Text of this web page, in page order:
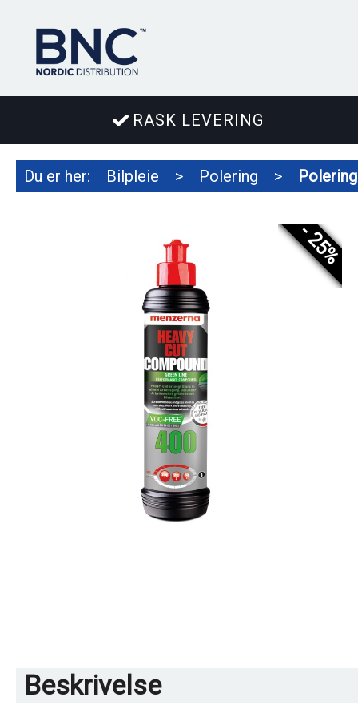
RASK LEVERING
Du er her: Bilpleie > Polering >
- 25%
Beskrivelse